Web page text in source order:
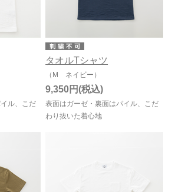
ル、こだ
タオルTシャツ
（M ネイビー）
表面はガーゼ・裏面はパイル、こだ
わり抜いた着心地
9,350円